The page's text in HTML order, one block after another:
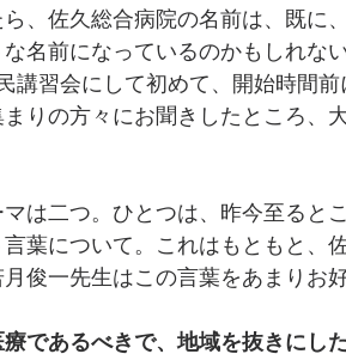
、佐久総合病院の名前は、既に
名前になっているのかもしれな
講習会にして初めて、開始時間
りの方々にお聞きしたところ、
は二つ。ひとつは、昨今至ると
葉について。これはもともと、
俊一先生はこの言葉をあまりお
療であるべきで、地域を抜きにし